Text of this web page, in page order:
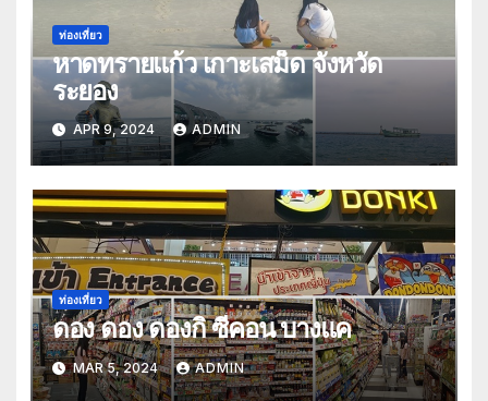
ท่องเที่ยว
หาดทรายแก้ว เกาะเสม็ด จังหวัด
ระยอง
APR 9, 2024 ADMIN
ท่องเที่ยว
ดอง ดอง ดองกิ ซีคอน บางแค
MAR 5, 2024 ADMIN